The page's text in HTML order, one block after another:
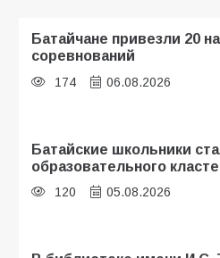
Батайчане привезли 20
соревнований
174 06.08.2026
Батайские школьники
образовательного
120 05.08.2026